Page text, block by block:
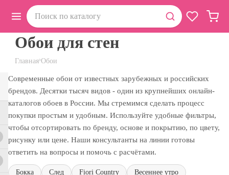
Главная›Обои
Обои для стен
Современные обои от известных зарубежных и российских
брендов. Десятки тысяч видов - один из крупнейших онлайн-
каталогов обоев в России. Мы стремимся сделать процесс
покупки простым и удобным. Используйте удобные фильтры,
чтобы отсортировать по бренду, основе и покрытию, по цвету,
рисунку или цене. Наши консультанты на линии готовы
ответить на вопросы и помочь с расчётами.
Бокка След Fiori Country Весеннее утро